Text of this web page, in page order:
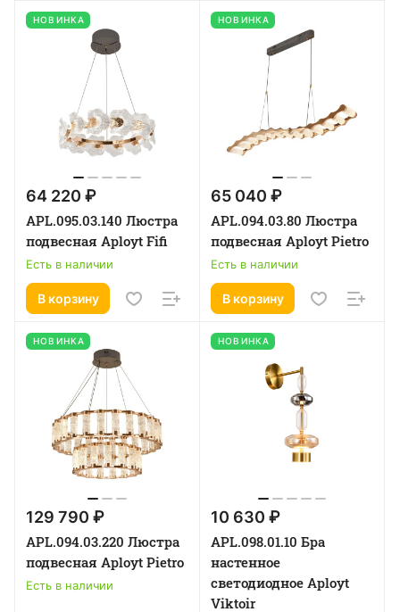
НОВИНКА
64 220 ₽
APL.095.03.140 Люстра
подвесная Aployt Fifi
Есть в наличии
В корзину
НОВИНКА
65 040 ₽
APL.094.03.80 Люстра
подвесная Aployt Pietro
Есть в наличии
В корзину
НОВИНКА
129 790 ₽
APL.094.03.220 Люстра
подвесная Aployt Pietro
Есть в наличии
НОВИНКА
10 630 ₽
APL.098.01.10 Бра
настенное
светодиодное Aployt
Viktoir